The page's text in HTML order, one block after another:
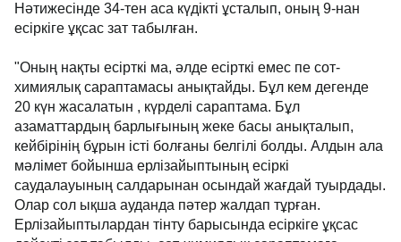
Нәтижесінде 34-тен аса күдікті ұсталып, оның 9-нан
есіркіге ұқсас зат табылған.
"Оның нақты есірткі ма, әлде есірткі емес пе сот-
химиялық сараптамасы анықтайды. Бұл кем дегенде
20 күн жасалатын , күрделі сараптама. Бұл
азаматтардың барлығының жеке басы анықталып,
кейбірінің бұрын істі болғаны белгілі болды. Алдын ала
мәлімет бойынша ерлізайыптының есіркі
саудалауының салдарынан осындай жағдай туырдады.
Олар сол ықша ауданда пәтер жалдап тұрған.
Ерлізайыптылардан тінту барысында есіркіге ұқсас